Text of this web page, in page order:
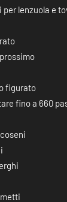
lenzuola e
figurato
fino a 660